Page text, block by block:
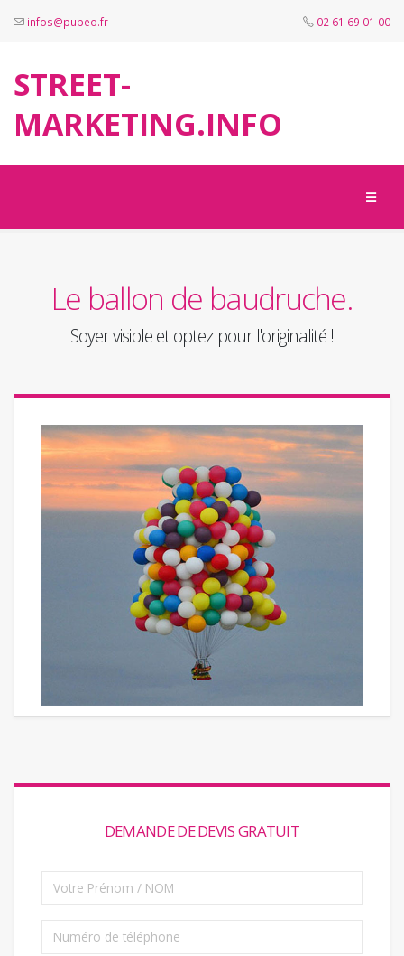
infos@pubeo.fr 02 61 69 01 00
STREET-
MARKETING.INFO
Le ballon de baudruche.
Soyer visible et optez pour l'originalité !
DEMANDE DE DEVIS GRATUIT